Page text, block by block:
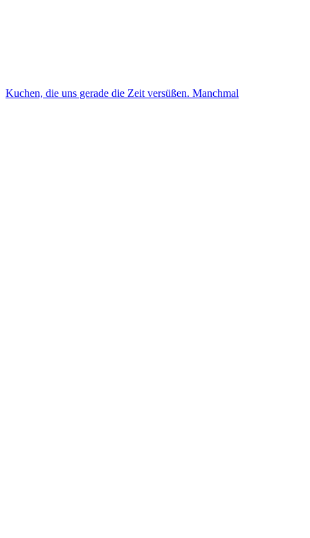
Kuchen, die uns gerade die Zeit versüßen. Manchmal